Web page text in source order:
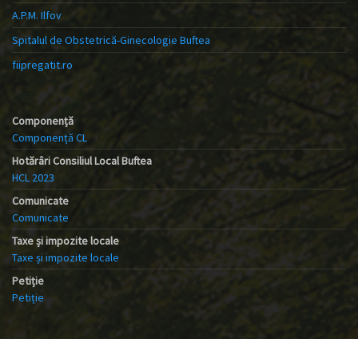
A.P.M. Ilfov
Spitalul de Obstetrică-Ginecologie Buftea
fiipregatit.ro
Componență
Componență CL
Hotărâri Consiliul Local Buftea
HCL 2023
Comunicate
Comunicate
Taxe și impozite locale
Taxe și impozite locale
Petiție
Petiție